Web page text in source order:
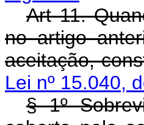
Art 11.
no artigo
aceitação,
Lei nº 15.040,
§ 1º